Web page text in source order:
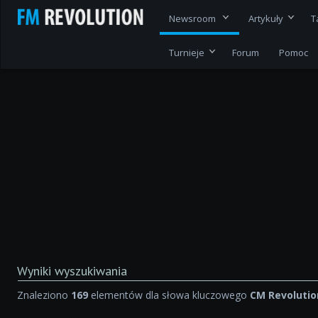
Newsroom Artykuły
Turnieje Forum Pomoc
Wyniki wyszukiwania
Znaleziono 169 elementów dla słowa kluczowego CM